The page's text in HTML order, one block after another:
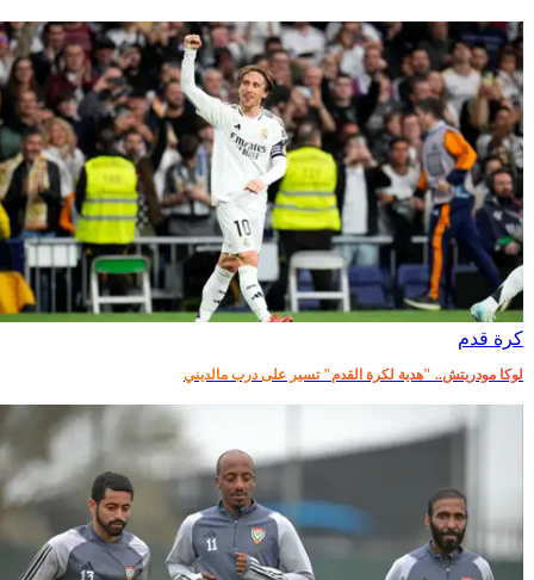
كرة قدم
لوكا مودريتش.. "هدية لكرة القدم" تسير على درب مالديني